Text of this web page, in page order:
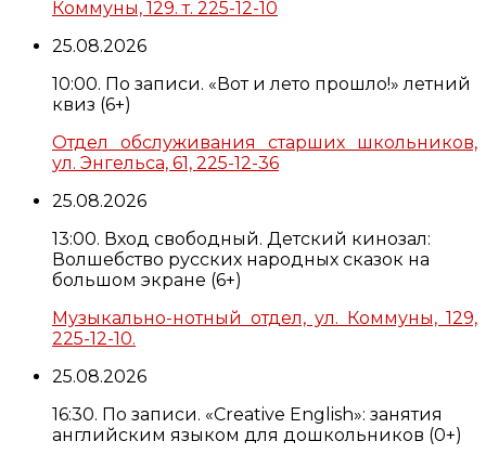
Коммуны, 129. т. 225-12-10
25.08.2026
10:00. По записи. «Вот и лето прошло!» летний
квиз (6+)
Отдел обслуживания старших школьников,
ул. Энгельса, 61, 225-12-36
25.08.2026
13:00. Вход свободный. Детский кинозал:
Волшебство русских народных сказок на
большом экране (6+)
Музыкально-нотный отдел, ул. Коммуны, 129,
225-12-10.
25.08.2026
16:30. По записи. «Creative English»: занятия
английским языком для дошкольников (0+)